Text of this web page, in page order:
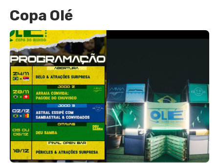
Copa Olé